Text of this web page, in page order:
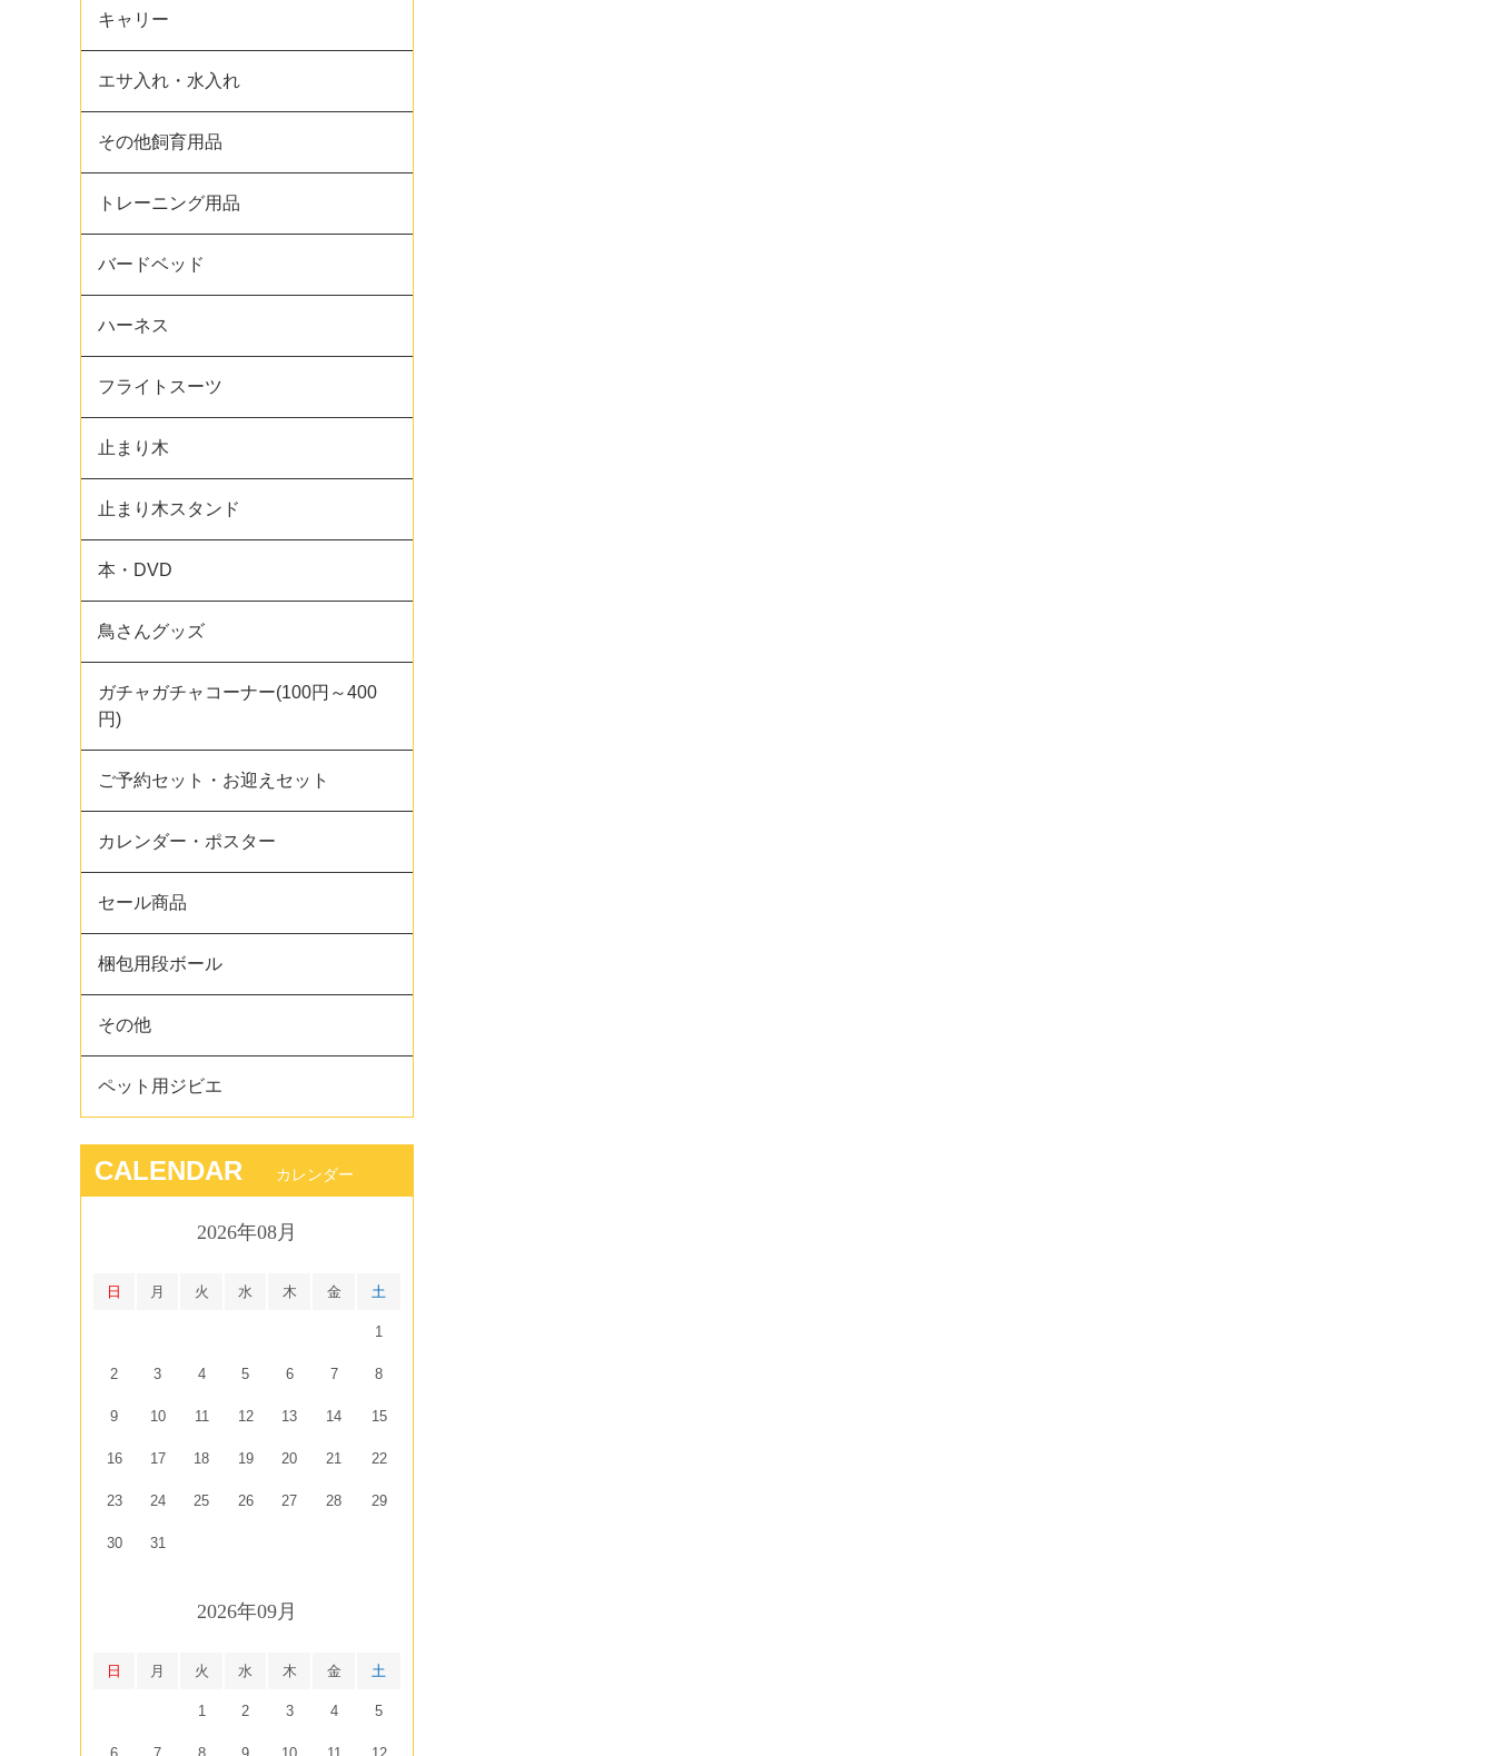
キャリー
エサ入れ・水入れ
その他飼育用品
トレーニング用品
バードベッド
ハーネス
フライトスーツ
止まり木
止まり木スタンド
本・DVD
鳥さんグッズ
ガチャガチャコーナー(100円～400
円)
ご予約セット・お迎えセット
カレンダー・ポスター
セール商品
梱包用段ボール
その他
ペット用ジビエ
CALENDAR カレンダー
2026年08月
日 月 火 水 木 金 土
1
2 3 4 5 6 7 8
9 10 11 12 13 14 15
16 17 18 19 20 21 22
23 24 25 26 27 28 29
30 31
2026年09月
日 月 火 水 木 金 土
1 2 3 4 5